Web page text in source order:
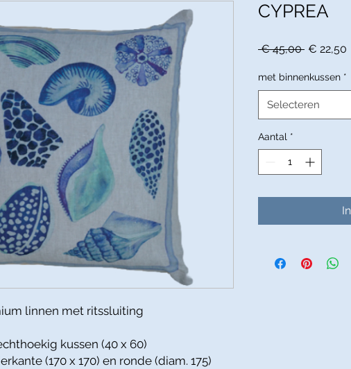
linnen met ritssluiting
kussen (40 x 60)
(170 x 170) en ronde (diam. 175)
CYPREA
€ 45,00 Normale
€ 22,50
met binnenkussen *
Selecteren
Aantal *